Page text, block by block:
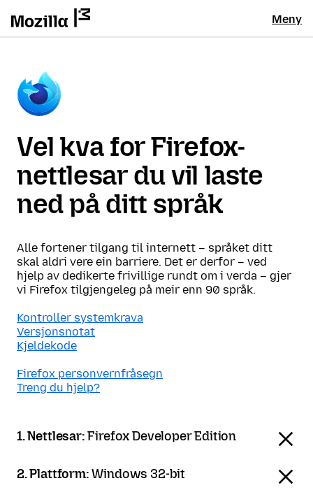
Meny
Vel kva for Firefox-
nettlesar du vil laste
ned på ditt språk
Alle fortener tilgang til internett – språket ditt
skal aldri vere ein barriere. Det er derfor – ved
hjelp av dedikerte frivillige rundt om i verda – gjer
vi Firefox tilgjengeleg på meir enn 90 språk.
Kontroller systemkrava
Versjonsnotat
Kjeldekode
Firefox personvernfråsegn
Treng du hjelp?
1. Nettlesar:Firefox Developer Edition
2. Plattform:Windows 32-bit